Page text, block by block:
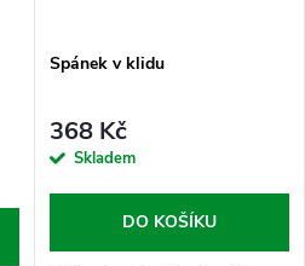
Spánek v klidu
368 Kč
Skladem
DO KOŠÍKU